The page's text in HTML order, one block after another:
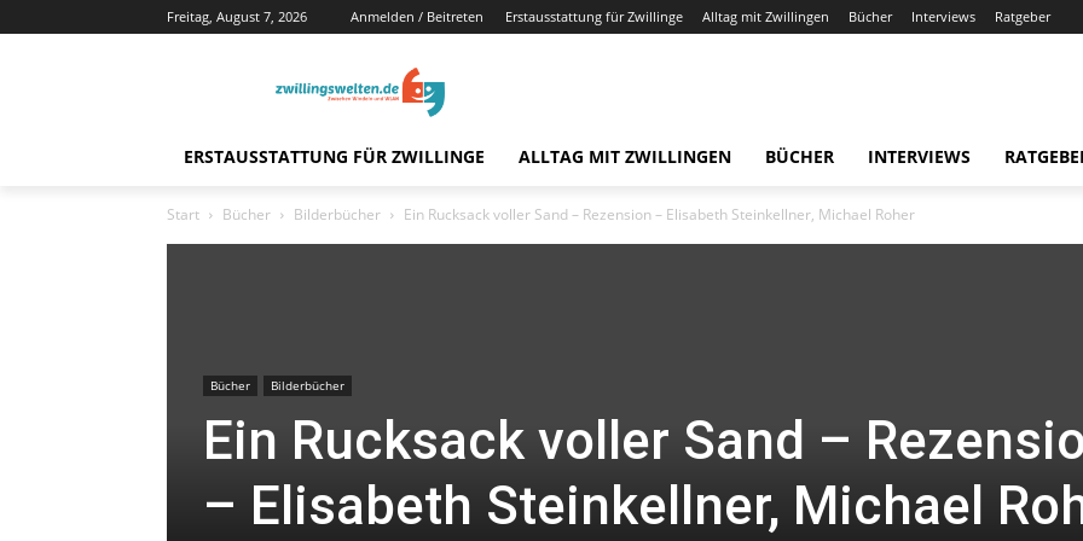
Freitag, August 7, 2026 Anmelden / Beitreten Erstausstattung für Zwillinge Alltag mit Zwillingen Bücher Interviews Ratgeber
ERSTAUSSTATTUNG FÜR ZWILLINGE ALLTAG MIT ZWILLINGEN BÜCHER INTERVIEWS
Start Bücher Bilderbücher Ein Rucksack voller Sand – Rezension – Elisabeth Steinkellner, Michael Roher
Bücher Bilderbücher
Ein Rucksack voller Sand –
– Elisabeth Steinkellner, Michael